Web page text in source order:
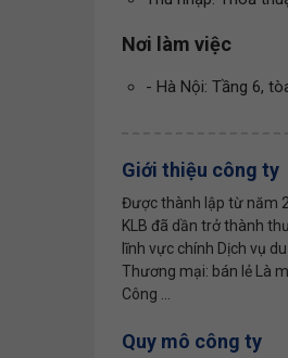
Nơi làm việc
- Hà Nội: Tầng 6,
Giới thiệu công ty
Được thành lập từ năm
KLB đã dần trở thành
lĩnh vực chính Dịch vụ
Thương mại: bán lẻ Là
Công ...
Quy mô công ty